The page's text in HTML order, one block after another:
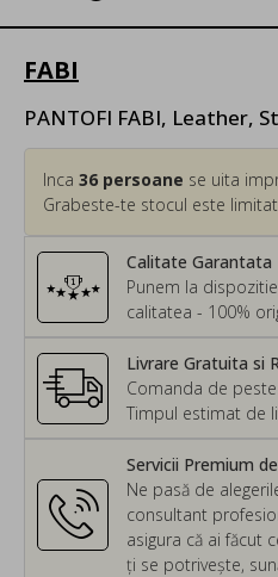
FABI
PANTOFI FABI, Leather,
Calitate Garantata
Punem la
calitatea - 100%
Inca 36 persoane se uita
Grabeste-te stocul este
Servicii Premium
Ne pasă de
consultant
asigura că ai făcut
ți se potrivește,
Livrare Gratuita si
Comanda de
Timpul estimat de